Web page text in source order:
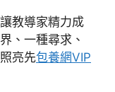
教導家精力成
、一種尋求、
亮先包養網VIP